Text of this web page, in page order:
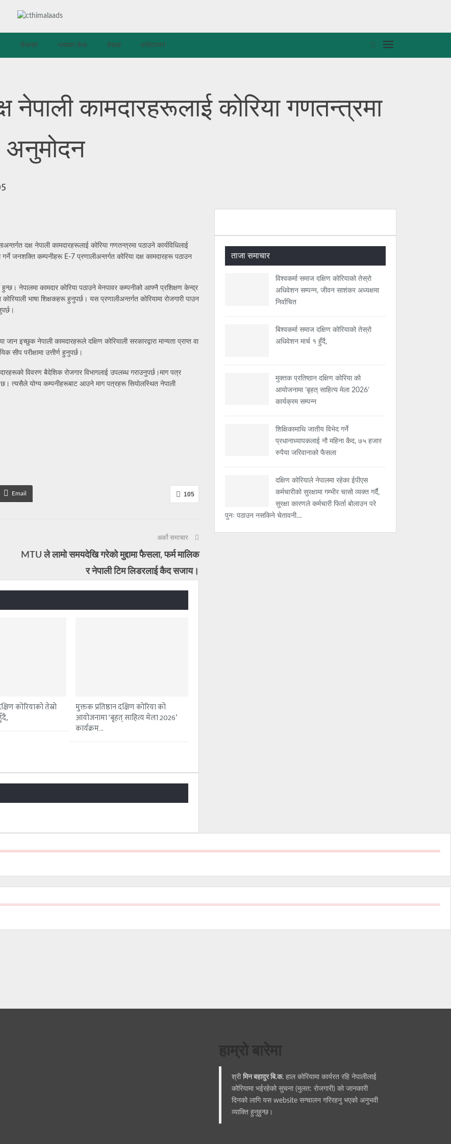
रोजगार ग्ल्यामर फेस रोचक मनोरञ्जन
नेपाली कामदारहरूलाई कोरिया गणतन्त्रमा
अनुमोदन
दक्ष नेपाली कामदारहरूलाई कोरिया गणतन्त्रमा पठाउने कार्यविधिलाई
जनशक्ति कम्पनीहरू E-7 प्रणालीअन्तर्गत कोरिया दक्ष कामदारहरू पठाउन
नेपालमा कामदार कोरिया पठाउने मेनपावर कम्पनीको आफ्नै प्रशिक्षण केन्द्र
भाषा शिक्षकहरू हुनुपर्छ। यस प्रणालीअन्तर्गत कोरियामा रोजगारी पाउन
जान इच्छुक नेपाली कामदारहरूले दक्षिण कोरियाली सरकारद्वारा मान्यता प्राप्त वा
सीप परीक्षामा उत्तीर्ण हुनुपर्छ।
विवरण बैदेशिक रोजगार विभागलाई उपलब्ध गराउनुपर्छ।माग पत्र
छ। त्यसैले योग्य कम्पनीहरूबाट आउने माग पत्रहरू सियोलस्थित नेपाली
105
Email
अर्को समाचार
MTU ले लामो समयदेखि गरेको मुद्दामा फैसला, फर्म मालिक
र नेपाली टिम लिडरलाई कैद सजाय।
कोरियाको तेस्रो
मुक्तक प्रतिष्ठान दक्षिण कोरिया को
आयोजनामा ‘बृहत् साहित्य मेला 2026’
कार्यक्रम…
ताजा समाचार
विश्वकर्मा समाज दक्षिण कोरियाको तेस्रो
अधिवेशन सम्पन्न, जीवन साशंकर अध्यक्षमा
निर्वाचित
बिश्वकर्मा समाज दक्षिण कोरियाको तेस्रो
अधिवेशन मार्च १ हुँदै,
मुक्तक प्रतिष्ठान दक्षिण कोरिया को
आयोजनामा ‘बृहत् साहित्य मेला 2026’
कार्यक्रम सम्पन्न
शिक्षिकामाथि जातीय विभेद गर्ने
प्रधानाध्यापकलाई नौ महिना कैद, ७५ हजार
रुपैया जरिवानाको फैसला
दक्षिण कोरियाले नेपालमा रहेका ईपीएस
कर्मचारीको सुरक्षामा गम्भीर चासो व्यक्त गर्दै,
सुरक्षा कारणले कर्मचारी फिर्ता बोलाउन परे
पुनः पठाउन नसकिने चेतावनी…
हाम्रो बारेमा
श्रीमिन बहादुर बि.क. हाल कोरियामा कार्यरत रहि नेपालीलाई
कोरियामा भईरहेको सुचना (मुलत: रोजगारी) को जानकारी
दिनको लागि यस website सन्चालन गरिरहनु भएको अनुभवी
व्याक्ति हुनुहुन्छ।